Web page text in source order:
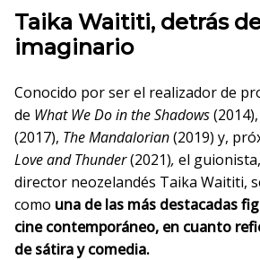
Taika Waititi, detrás
imaginario
Conocido por ser el realizador de
de What We Do in the Shadows(2014),
(2017), The Mandalorian(2019) y,
Love and Thunder(2021), el
director neozelandés Taika Waititi,
como una de las más destacadas
cine contemporáneo, en cuanto
de sátira y comedia.